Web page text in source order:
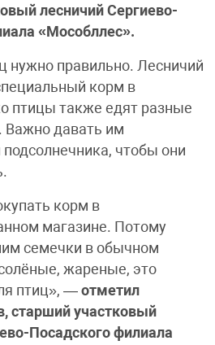
лесничий Сергиево-
«Мособллес».
нужно правильно. Лесничий
корм в
птицы также едят разные
Важно давать им
чтобы они
корм в
магазине. Потому
семечки в обычном
жареные, это
птиц», — отметил
старший участковый
Посадского филиала